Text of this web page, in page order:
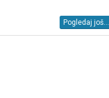
Pogledaj još...